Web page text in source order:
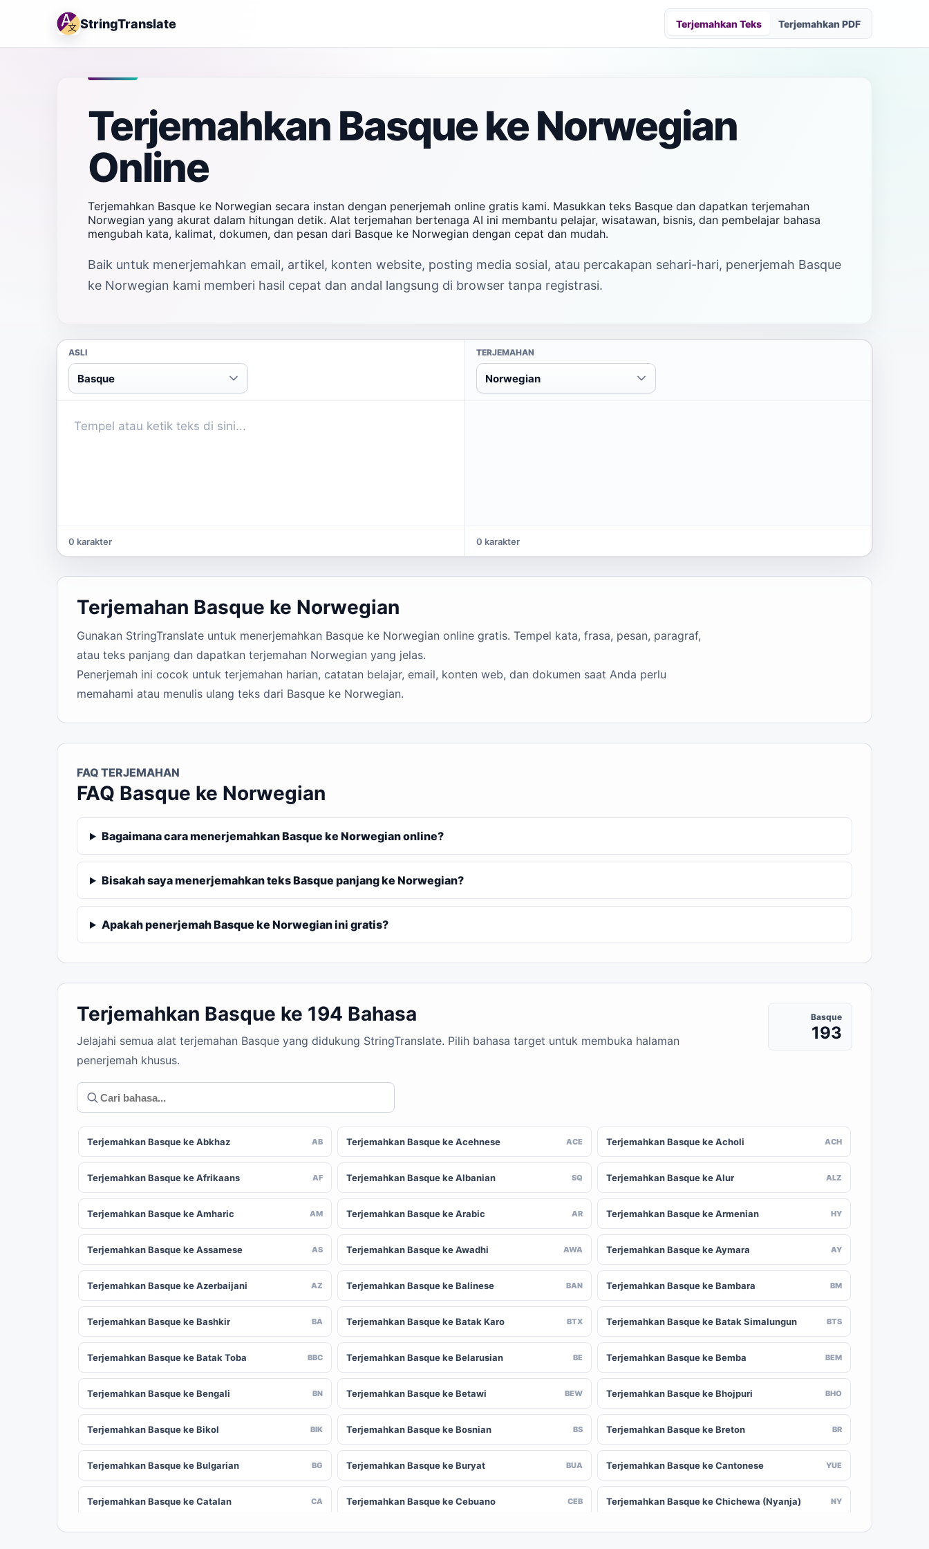
StringTranslate Terjemahkan Teks Terjemahkan PDF
Terjemahkan Basque ke Norwegian
Online
Terjemahkan Basque ke Norwegian secara instan dengan penerjemah online gratis kami. Masukkan teks Basque dan dapatkan terjemahan
Norwegian yang akurat dalam hitungan detik. Alat terjemahan bertenaga AI ini membantu pelajar, wisatawan, bisnis, dan pembelajar bahasa
mengubah kata, kalimat, dokumen, dan pesan dari Basque ke Norwegian dengan cepat dan mudah.
Baik untuk menerjemahkan email, artikel, konten website, posting media sosial, atau percakapan sehari-hari, penerjemah Basque
ke Norwegian kami memberi hasil cepat dan andal langsung di browser tanpa registrasi.
ASLI
Basque
0 karakter
TERJEMAHAN
Norwegian
0 karakter
Terjemahan Basque ke Norwegian
Gunakan StringTranslate untuk menerjemahkan Basque ke Norwegian online gratis. Tempel kata, frasa, pesan, paragraf,
atau teks panjang dan dapatkan terjemahan Norwegian yang jelas.
Penerjemah ini cocok untuk terjemahan harian, catatan belajar, email, konten web, dan dokumen saat Anda perlu
memahami atau menulis ulang teks dari Basque ke Norwegian.
FAQ TERJEMAHAN
FAQ Basque ke Norwegian
Bagaimana cara menerjemahkan Basque ke Norwegian online?
Bisakah saya menerjemahkan teks Basque panjang ke Norwegian?
Apakah penerjemah Basque ke Norwegian ini gratis?
Terjemahkan Basque ke 194 Bahasa
Jelajahi semua alat terjemahan Basque yang didukung StringTranslate. Pilih bahasa target untuk membuka halaman
penerjemah khusus.
Basque
193
Terjemahkan Basque ke Abkhaz AB Terjemahkan Basque ke Acehnese ACE Terjemahkan Basque ke Acholi ACH
Terjemahkan Basque ke Afrikaans AF Terjemahkan Basque ke Albanian SQ Terjemahkan Basque ke Alur ALZ
Terjemahkan Basque ke Amharic AM Terjemahkan Basque ke Arabic AR Terjemahkan Basque ke Armenian HY
Terjemahkan Basque ke Assamese AS Terjemahkan Basque ke Awadhi AWA Terjemahkan Basque ke Aymara AY
Terjemahkan Basque ke Azerbaijani AZ Terjemahkan Basque ke Balinese BAN Terjemahkan Basque ke Bambara BM
Terjemahkan Basque ke Bashkir BA Terjemahkan Basque ke Batak Karo BTX Terjemahkan Basque ke Batak Simalungun BTS
Terjemahkan Basque ke Batak Toba BBC Terjemahkan Basque ke Belarusian BE Terjemahkan Basque ke Bemba BEM
Terjemahkan Basque ke Bengali BN Terjemahkan Basque ke Betawi BEW Terjemahkan Basque ke Bhojpuri BHO
Terjemahkan Basque ke Bikol BIK Terjemahkan Basque ke Bosnian BS Terjemahkan Basque ke Breton BR
Terjemahkan Basque ke Bulgarian BG Terjemahkan Basque ke Buryat BUA Terjemahkan Basque ke Cantonese YUE
Terjemahkan Basque ke Catalan CA Terjemahkan Basque ke Cebuano CEB Terjemahkan Basque ke Chichewa (Nyanja) NY